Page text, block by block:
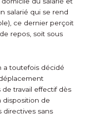
salarié qui se rend
ce dernier perçoit
repos, soit sous
a toutefois décidé
travail effectif dès
disposition de
directives sans